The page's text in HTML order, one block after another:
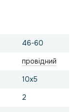
46-60
провідний
10х5
2